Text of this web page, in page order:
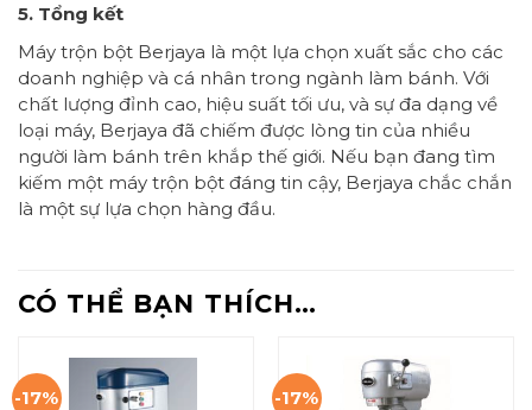
5. Tổng kết
Máy trộn bột Berjaya là một lựa chọn xuất sắc cho các
doanh nghiệp và cá nhân trong ngành làm bánh. Với
chất lượng đỉnh cao, hiệu suất tối ưu, và sự đa dạng về
loại máy, Berjaya đã chiếm được lòng tin của nhiều
người làm bánh trên khắp thế giới. Nếu bạn đang tìm
kiếm một máy trộn bột đáng tin cậy, Berjaya chắc chắn
là một sự lựa chọn hàng đầu.
CÓ THỂ BẠN THÍCH…
-17% -17%